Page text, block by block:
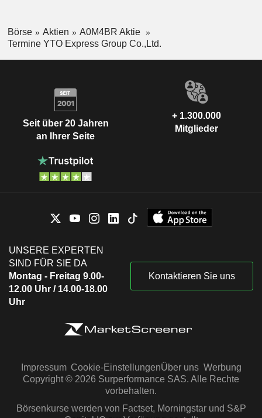
Börse Aktien
A0M4BR Aktie
Termine YTO Express Group Co.,Ltd.
Seit über 20 Jahren
an Ihrer Seite
+ 1.300.000
Mitglieder
UNSERE EXPERTEN
SIND FÜR SIE DA
Montag - Freitag 9.00-
12.00 Uhr / 14.00-18.00
Uhr
Kontaktieren Sie uns
Impressum Cookie-EinstellungenÜber uns Werbung
Copyright © 2026 Surperformance SAS. Alle Rechte
vorbehalten.
Börsenkurse werden von Factset, Morningstar und S&P